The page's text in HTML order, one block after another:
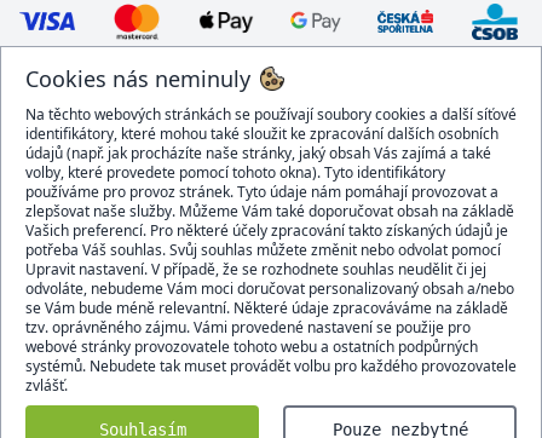
Cookies nás neminuly
Na těchto webových stránkách se používají soubory cookies a další síťové
identifikátory, které mohou také sloužit ke zpracování dalších osobních
údajů (např. jak procházíte naše stránky, jaký obsah Vás zajímá a také
volby, které provedete pomocí tohoto okna). Tyto identifikátory
používáme pro provoz stránek. Tyto údaje nám pomáhají provozovat a
zlepšovat naše služby. Můžeme Vám také doporučovat obsah na základě
Vašich preferencí. Pro některé účely zpracování takto získaných údajů je
potřeba Váš souhlas. Svůj souhlas můžete změnit nebo odvolat pomocí
Upravit nastavení. V případě, že se rozhodnete souhlas neudělit či jej
odvoláte, nebudeme Vám moci doručovat personalizovaný obsah a/nebo
se Vám bude méně relevantní. Některé údaje zpracováváme na základě
tzv. oprávněného zájmu. Vámi provedené nastavení se použije pro
webové stránky provozovatele tohoto webu a ostatních podpůrných
systémů. Nebudete tak muset provádět volbu pro každého provozovatele
zvlášť.
Souhlasím Pouze nezbytné
DOPRAVCI
BEZPEČNÝ OBCHOD
Domacidoplnky.cz © 2007 - 2026